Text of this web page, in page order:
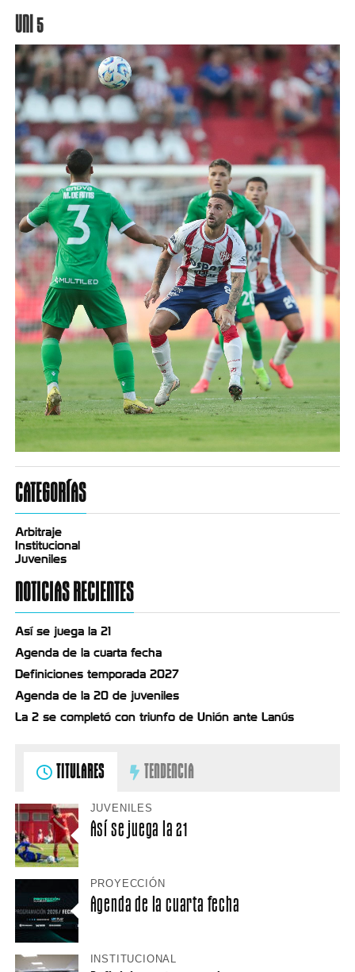
UNI 5
CATEGORÍAS
Arbitraje
Institucional
Juveniles
NOTICIAS RECIENTES
Así se juega la 21
Agenda de la cuarta fecha
Definiciones temporada 2027
Agenda de la 20 de juveniles
La 2 se completó con triunfo de Unión ante Lanús
TITULARES TENDENCIA
JUVENILES
Así se juega la 21
PROYECCIÓN
Agenda de la cuarta fecha
INSTITUCIONAL